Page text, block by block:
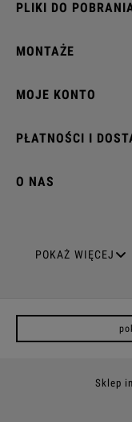
PLIKI DO
MONTAŻE
MOJE KONTO
PŁATNOŚCI I
O NAS
GNIAZDA ELEKTRYCZNE
POKAŻ WIĘCEJ
Sklep